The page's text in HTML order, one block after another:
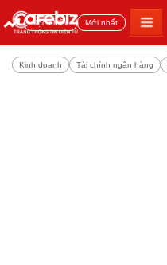
Đọc nhiều Mới nhất
Kinh doanh Tài chính ngân hàng